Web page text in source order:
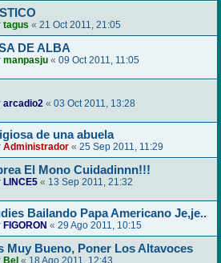
tagus « 21 Oct 2011, 21:05
DE ALBA
manpasju « 09 Oct 2011, 11:05
arcadio2 « 03 Oct 2011, 13:28
de una abuela
Administrador « 25 Sep 2011, 11:29
El Mono Cuidadinnn!!!
LINCE5 « 13 Sep 2011, 21:32
Bailando Papa Americano Je,je..
FIGORON « 29 Ago 2011, 10:15
Muy Bueno, Poner Los Altavoces